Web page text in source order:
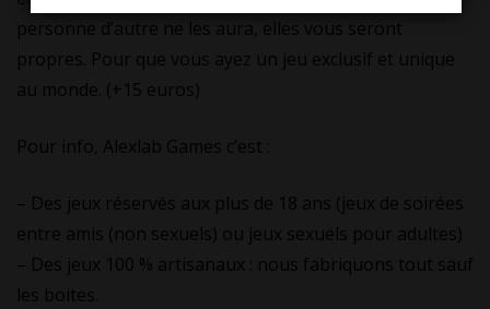
personne d’autre ne les aura, elles vous seront
propres. Pour que vous ayez un jeu exclusif et unique
au monde. (+15 euros)
Pour info, Alexlab Games c’est :
– Des jeux réservés aux plus de 18 ans (jeux de soirées
entre amis (non sexuels) ou jeux sexuels pour adultes)
– Des jeux 100 % artisanaux : nous fabriquons tout sauf
les boites.